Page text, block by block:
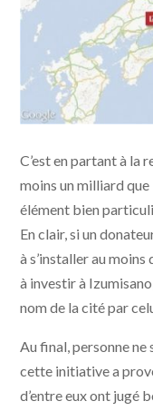
C’est en partant à la
moins un milliard que
élément bien
En clair, si un
à s’installer au
à investir à
nom de la cité par
Au final, personne ne
cette initiative a
d’entre eux ont jugé